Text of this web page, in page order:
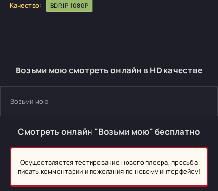
Качество:
BDRIP 1080P
Возьми мою смотреть онлайн в HD качестве
Возьми мою
Смотреть онлайн "Возьми мою" бесплатно
Осуществляется тестирование нового плеера, просьба
писать комментарии и пожелания по новому интерфейсу!